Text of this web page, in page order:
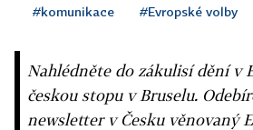
#komunikace #Evropské volby
Nahlédněte do zákulisí dění v
českou stopu v Bruselu.
newsletter v Česku věnovaný